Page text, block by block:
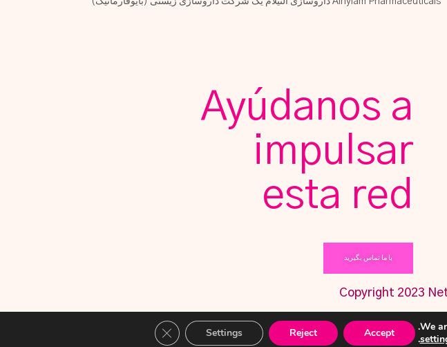
Ayúdanos a
impulsar
esta red
با ما تماس بگیرید
We
.
Accept
Reject
Settings
Close GDPR Cookie Banner
Español (Spanish